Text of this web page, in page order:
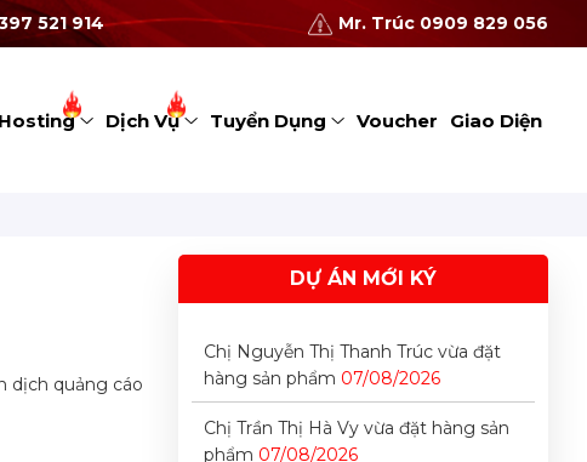
521 914 Mr. Trúc 0909 829 056
Dịch Vụ Tuyển Dụng Voucher Giao Diện
dịch quảng cáo
DỰ ÁN MỚI KÝ
Chị Như Quỳnh vừa đặt hàng sản
Anh Cao Tiến Đạt vừa đặt hàng sản
Chị Đỗ Thị Mỹ Linh vừa đặt lịch tư
vấn 07/08/2026
Chị Nguyễn Thị Thanh Trúc vừa đặt
hàng sản phẩm 07/08/2026
Chị Trần Thị Hà Vy vừa đặt hàng sản
phẩm 07/08/2026